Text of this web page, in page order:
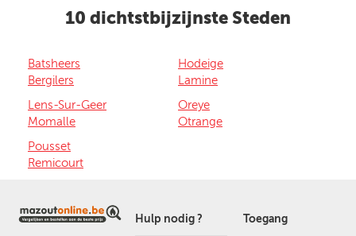
10 dichtstbijzijnste Steden
Batsheers
Bergilers
Hodeige
Lamine
Lens-Sur-Geer
Momalle
Oreye
Otrange
Pousset
Remicourt
Hulp nodig ? Toegang